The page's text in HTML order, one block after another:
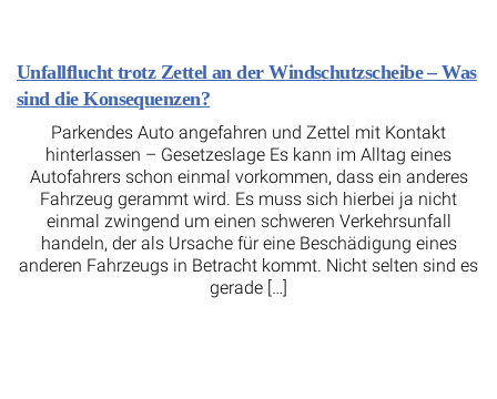
Unfallflucht trotz Zettel an der Windschutzscheibe – Was
sind die Konsequenzen?
Parkendes Auto angefahren und Zettel mit Kontakt
hinterlassen – Gesetzeslage Es kann im Alltag eines
Autofahrers schon einmal vorkommen, dass ein anderes
Fahrzeug gerammt wird. Es muss sich hierbei ja nicht
einmal zwingend um einen schweren Verkehrsunfall
handeln, der als Ursache für eine Beschädigung eines
anderen Fahrzeugs in Betracht kommt. Nicht selten sind es
gerade […]